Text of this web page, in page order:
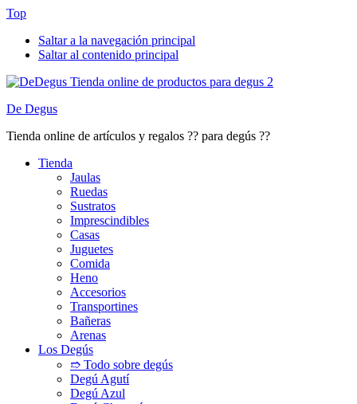
Top
Saltar a la navegación principal
Saltar al contenido principal
De Degus
Tienda online de artículos y regalos ?? para degús ??
Tienda
Jaulas
Ruedas
Sustratos
Imprescindibles
Casas
Juguetes
Comida
Heno
Accesorios
Transportines
Bañeras
Arenas
Los Degús
➱ Todo sobre degús
Degú Agutí
Degú Azul